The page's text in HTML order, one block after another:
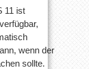
11 ist
wenn der
sollte.